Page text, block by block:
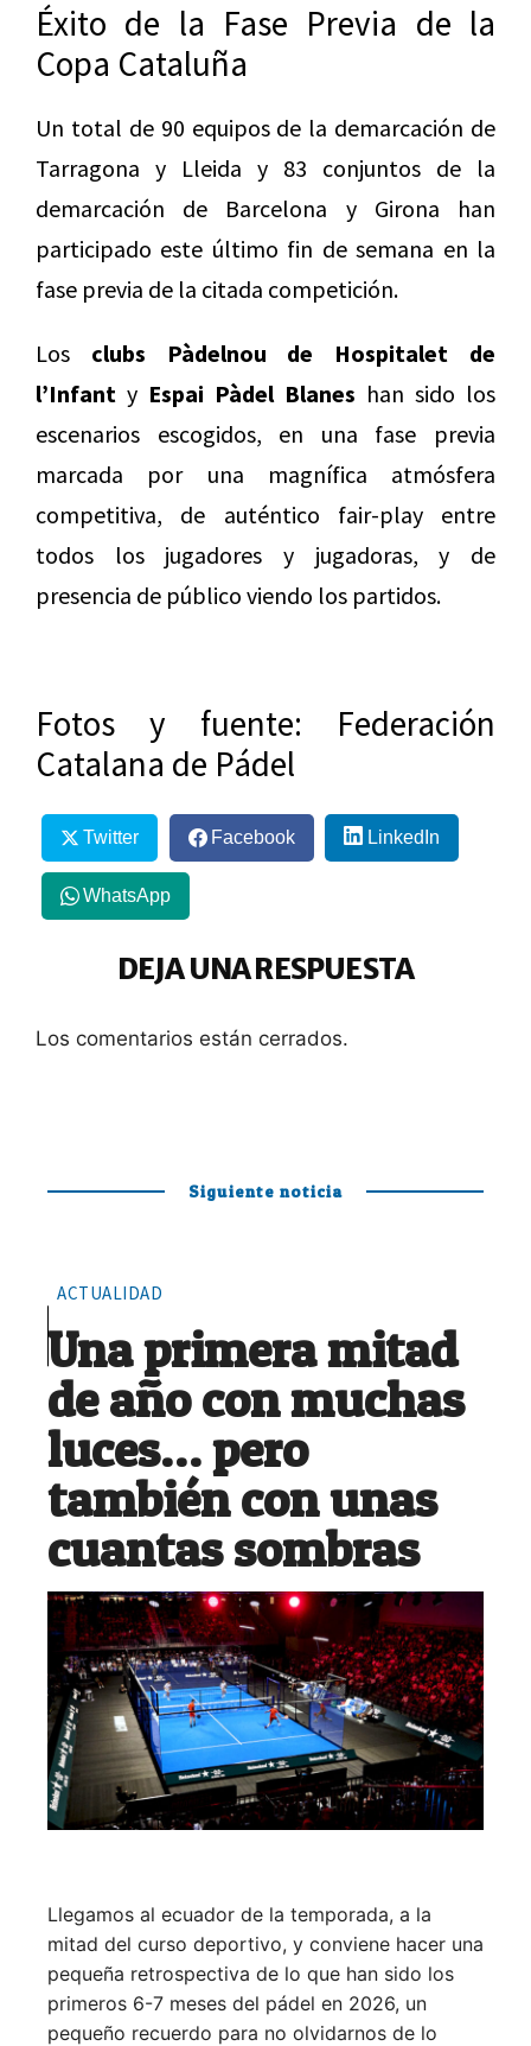
Éxito de la Fase Previa de la
Copa Cataluña
Un total de 90 equipos de la demarcación de
Tarragona y Lleida y 83 conjuntos de la
demarcación de Barcelona y Girona han
participado este último fin de semana en la
fase previa de la citada competición.
Los clubs Pàdelnou de Hospitalet de
l’Infant y Espai Pàdel Blanes han sido los
escenarios escogidos, en una fase previa
marcada por una magnífica atmósfera
competitiva, de auténtico fair-play entre
todos los jugadores y jugadoras, y de
presencia de público viendo los partidos.
Fotos y fuente: Federación
Catalana de Pádel
Twitter Facebook LinkedIn
WhatsApp
DEJA UNA RESPUESTA
Los comentarios están cerrados.
Siguiente noticia
ACTUALIDAD
Una primera mitad
de año con muchas
luces… pero
también con unas
cuantas sombras
Llegamos al ecuador de la temporada, a la
mitad del curso deportivo, y conviene hacer una
pequeña retrospectiva de lo que han sido los
primeros 6-7 meses del pádel en 2026, un
pequeño recuerdo para no olvidarnos de lo